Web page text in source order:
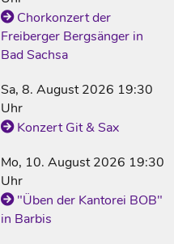
Chorkonzert der
Freiberger Bergsänger in
Bad Sachsa
Sa, 8. August 2026 19:30
Uhr
Konzert Git & Sax
Mo, 10. August 2026 19:30
Uhr
"Üben der Kantorei BOB"
in Barbis